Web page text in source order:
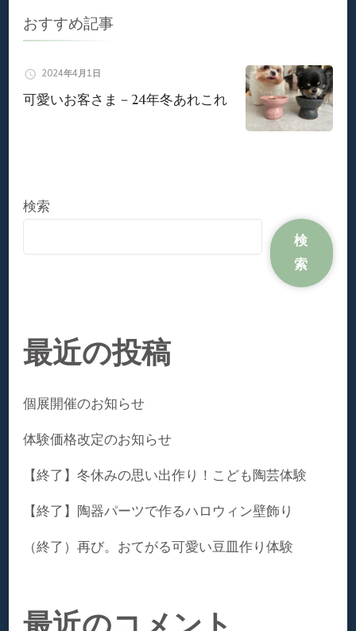
シ
ョ
ン
おすすめ記事
2024年4月1日
可愛いお客さま－24年冬あれこれ
検索
検
索
最近の投稿
個展開催のお知らせ
体験価格改定のお知らせ
【終了】冬休みの思い出作り！こども陶芸体験
【終了】陶器パーツで作るハロウィン壁飾り
（終了）再び。おてがる可愛い豆皿作り体験